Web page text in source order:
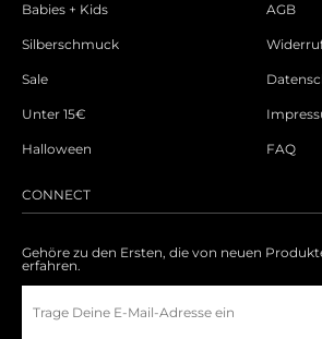
Babies + Kids
Silberschmuck
Sale
Unter 15€
Halloween
AGB
FAQ
CONNECT
Gehöre zu den Ersten, die von neuen
erfahren.